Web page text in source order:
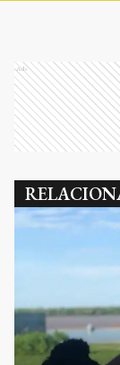
Ads